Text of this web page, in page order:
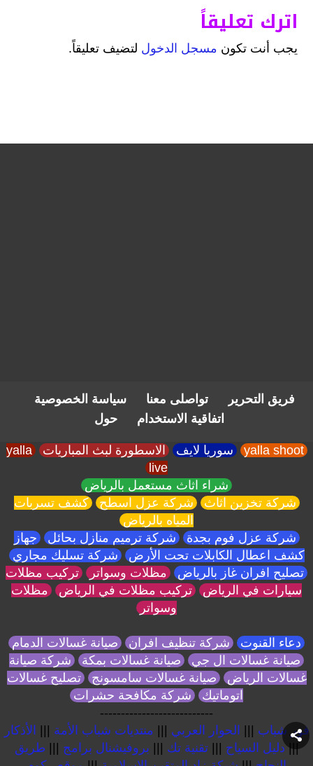
اترك تعليقاً
يجب أنت تكون مسجل الدخول لتضيف تعليقاً.
فريق التحرير تواصلى معنا
سياسة الخصوصية
اتفاقية الاستخدام
حول
yalla shoot سوريا لايف الاسطورة لبث المباريات yalla
live
شراء اثاث مستعمل بالرياض
شركة تخزين اثاث شركة عزل اسطح كشف تسربات
المياه بالرياض
شركة عزل فوم بجدة شركة ترميم منازل بحائل جهاز
كشف اعطال الكابلات تحت الأرض شركة تسليك مجاري
تصليح افران غاز بالرياض مظلات وسواتر تركيب مظلات
سيارات في الرياض تركيب مظلات في الرياض مظلات
وسواتر
دعاء القنوت شركة تنظيف افران صيانة غسالات الدمام
صيانة غسالات ال جي صيانة غسالات بمكة شركة صيانة
غسالات الرياض صيانة غسالات سامسونج تصليح غسالات
اتوماتيك شركة مكافحة حشرات
---------------------------
فور شباب ||| الحوار العربي ||| منتديات شباب الأمة ||| الأذكار
|||دليل السياح |||تقنية تك ||| بروفيشنال برامج ||| طريق